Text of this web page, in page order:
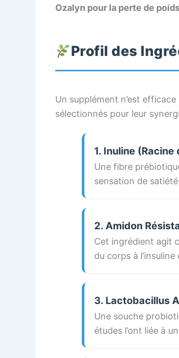
Ozalyn pour la perte de
Profil des
Un supplément n’est
sélectionnés pour leur
1. Inuline (Racine
Une fibre
sensation de
2. Amidon
Cet ingrédient agit
du corps à
3. Lactobacillus
Une souche
études l’ont liée à